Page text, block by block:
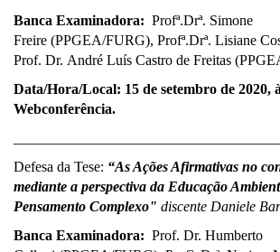
Banca Examinadora: Profª.Drª. Simone
Freire (PPGEA/FURG), Profª.Drª. Lisiane
Prof. Dr. André Luís Castro de Freitas
Data/Hora/Local: 15 de setembro de 2020,
Webconferência.
Defesa da Tese: “As Ações Afirmativas no
mediante a perspectiva da Educação
Pensamento Complexo" discente Daniele
Banca Examinadora: Prof. Dr. Humberto